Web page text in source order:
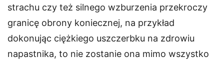
strachu czy też silnego wzburzenia przekroczy
granicę obrony koniecznej, na przykład
dokonując ciężkiego uszczerbku na zdrowiu
napastnika, to nie zostanie ona mimo wszystko